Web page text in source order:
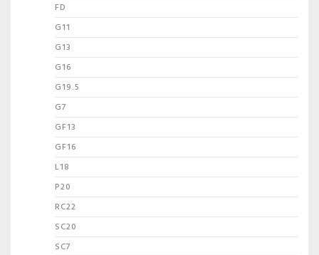
FD
G11
G13
G16
G19.5
G7
GF13
GF16
L18
P20
RC22
SC20
SC7